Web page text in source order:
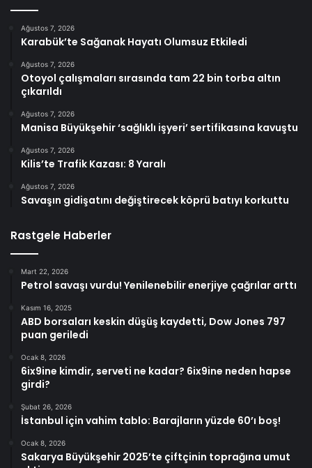
Ağustos 7, 2026
Karabük’te Sağanak Hayatı Olumsuz Etkiledi
Ağustos 7, 2026
Otoyol çalışmaları sırasında tam 22 bin torba altın
çıkarıldı
Ağustos 7, 2026
Manisa Büyükşehir ‘sağlıklı işyeri’ sertifikasına kavuştu
Ağustos 7, 2026
Kilis’te Trafik Kazası: 8 Yaralı
Ağustos 7, 2026
Savaşın gidişatını değiştirecek köprü batıyı korkuttu
Rastgele Haberler
Mart 22, 2026
Petrol savaşı vurdu! Yenilenebilir enerjiye çağrılar arttı
Kasım 16, 2025
ABD borsaları keskin düşüş kaydetti, Dow Jones 797
puan geriledi
Ocak 8, 2026
6ix9ine kimdir, serveti ne kadar? 6ix9ine neden hapse
girdi?
Şubat 26, 2026
İstanbul için vahim tablo: Barajların yüzde 60’ı boş!
Ocak 8, 2026
Sakarya Büyükşehir 2025’te çiftçinin toprağına umut